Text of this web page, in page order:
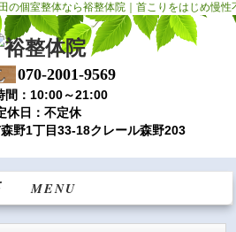
の個室整体なら裕整体院｜首こりをはじめ慢
070-2001-9569
間：10:00～21:00
休日：不定休
野1丁目33-18クレール森野203
MENU